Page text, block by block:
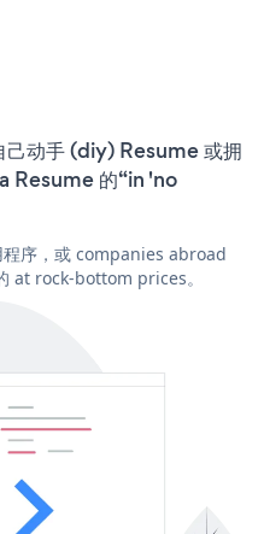
动手 (diy) Resume 或拥
Resume 的“in 'no
序，或 companies abroad
at rock-bottom prices。